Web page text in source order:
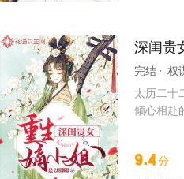
深闺贵
完结 权
太历二十
倾心相赴
9.4分